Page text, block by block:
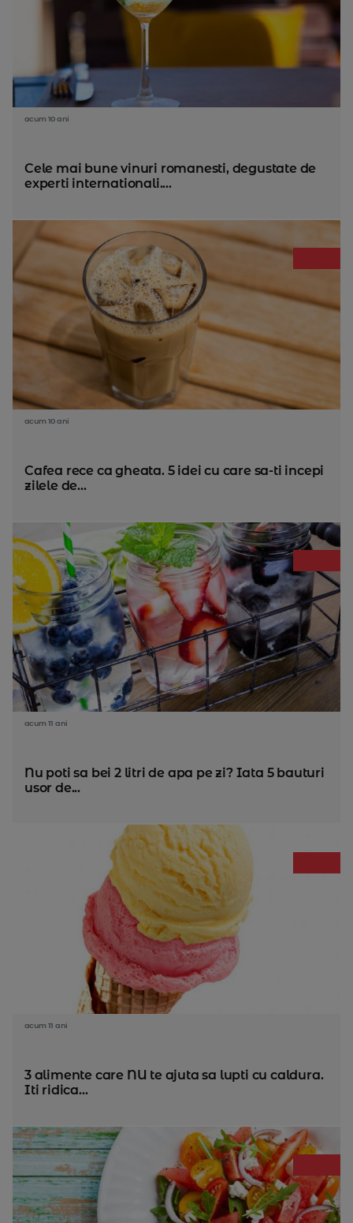
acum 10 ani
Cele mai bune vinuri romanesti, degustate de
experti internationali....
acum 10 ani
Cafea rece ca gheata. 5 idei cu care sa-ti incepi
zilele de...
acum 11 ani
Nu poti sa bei 2 litri de apa pe zi? Iata 5 bauturi
usor de...
acum 11 ani
3 alimente care NU te ajuta sa lupti cu caldura.
Iti ridica...